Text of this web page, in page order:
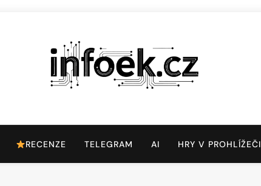
RECENZE TELEGRAM AI HRY V PROHLÍŽEČI